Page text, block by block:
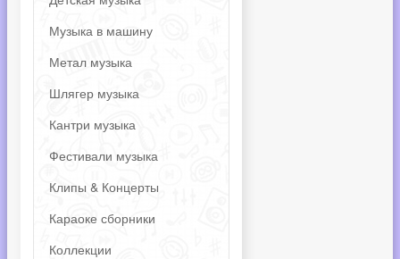
Музыка в машину
Метал музыка
Шлягер музыка
Кантри музыка
Фестивали музыка
Клипы & Концерты
Караоке сборники
Коллекции